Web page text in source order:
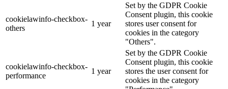
cookielawinfo-checkbox-
others
1 year
Set by the GDPR Cookie
Consent plugin, this cookie
stores user consent for
cookies in the category
"Others".
cookielawinfo-checkbox-
performance
1 year
Set by the GDPR Cookie
Consent plugin, this cookie
stores the user consent for
cookies in the category